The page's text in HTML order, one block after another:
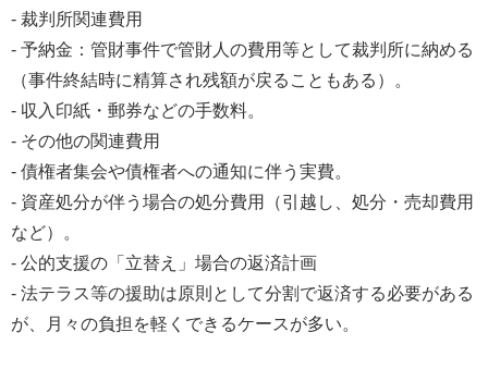
- 裁判所関連費用
- 予納金：管財事件で管財人の費用等として裁判所に納める
（事件終結時に精算され残額が戻ることもある）。
- 収入印紙・郵券などの手数料。
- その他の関連費用
- 債権者集会や債権者への通知に伴う実費。
- 資産処分が伴う場合の処分費用（引越し、処分・売却費用
など）。
- 公的支援の「立替え」場合の返済計画
- 法テラス等の援助は原則として分割で返済する必要がある
が、月々の負担を軽くできるケースが多い。